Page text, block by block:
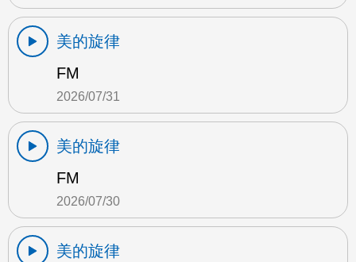
美的旋律
FM
2026/07/31
美的旋律
FM
2026/07/30
美的旋律